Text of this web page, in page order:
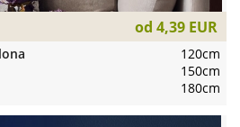
od 4,39 EUR
120cm
150cm
180cm